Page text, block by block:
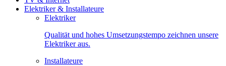
Elektriker & Installateure
Elektriker
Qualität und hohes Umsetzungstempo zeichnen unsere
Elektriker aus.
Installateure